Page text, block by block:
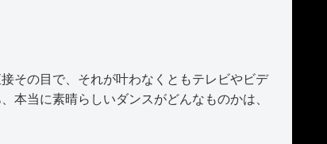
の目で、それが叶わなくともテレビやビデ
当に素晴らしいダンスがどんなものかは、